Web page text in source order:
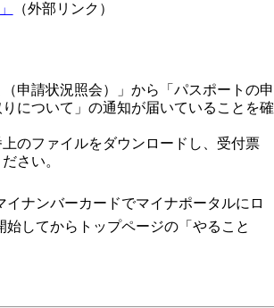
（外部リンク）
申請状況照会）」から「パスポートの申
について」の通知が届いていることを確
のファイルをダウンロードし、受付票
さい。
ナンバーカードでマイナポータルにロ
してからトップページの「やること